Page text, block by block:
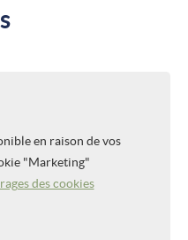
en raison de vos
"Marketing"
des cookies